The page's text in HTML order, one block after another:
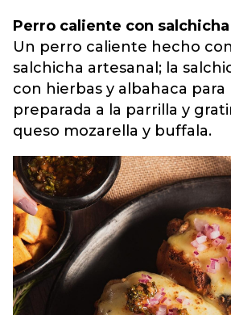
Perro caliente con salchicha
Un perro caliente hecho
salchicha artesanal; la
con hierbas y albahaca para
preparada a la parrilla y
queso mozarella y buffala.